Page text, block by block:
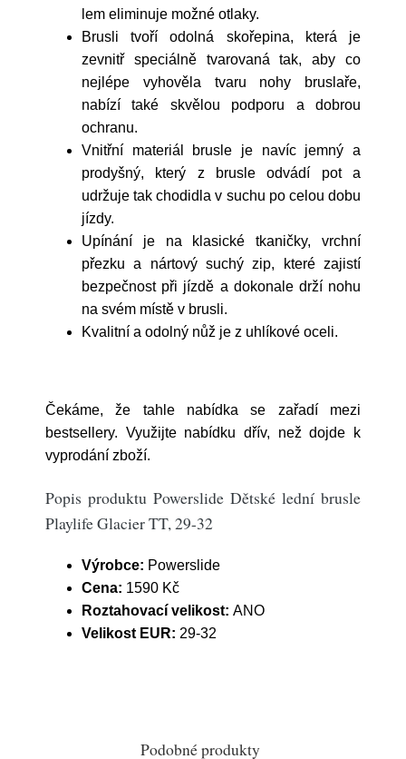
lem eliminuje možné otlaky.
Brusli tvoří odolná skořepina, která je
zevnitř speciálně tvarovaná tak, aby co
nejlépe vyhověla tvaru nohy bruslaře,
nabízí také skvělou podporu a dobrou
ochranu.
Vnitřní materiál brusle je navíc jemný a
prodyšný, který z brusle odvádí pot a
udržuje tak chodidla v suchu po celou dobu
jízdy.
Upínání je na klasické tkaničky, vrchní
přezku a nártový suchý zip, které zajistí
bezpečnost při jízdě a dokonale drží nohu
na svém místě v brusli.
Kvalitní a odolný nůž je z uhlíkové oceli.
Čekáme, že tahle nabídka se zařadí mezi
bestsellery. Využijte nabídku dřív, než dojde k
vyprodání zboží.
Popis produktu Powerslide Dětské lední brusle
Playlife Glacier TT, 29-32
Výrobce: Powerslide
Cena: 1590 Kč
Roztahovací velikost: ANO
Velikost EUR: 29-32
Podobné produkty